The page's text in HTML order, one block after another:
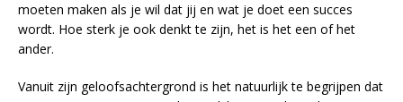
moeten maken als je wil dat jij en wat je doet een succes
wordt. Hoe sterk je ook denkt te zijn, het is het een of het
ander.
Vanuit zijn geloofsachtergrond is het natuurlijk te begrijpen dat